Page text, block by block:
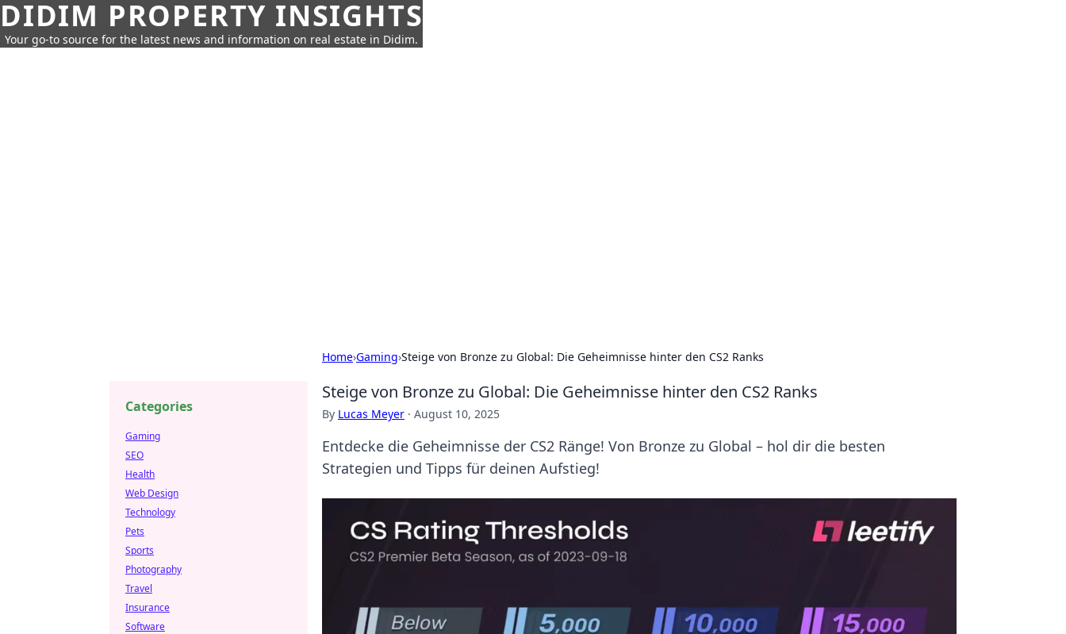
DIDIM PROPERTY INSIGHTS
Your go-to source for the latest news and information on real estate in Didim.
Home›Gaming›Steige von Bronze zu Global: Die Geheimnisse hinter den CS2 Ranks
Steige von Bronze zu Global: Die Geheimnisse hinter den CS2 Ranks
By Lucas Meyer · August 10, 2025
Entdecke die Geheimnisse der CS2 Ränge! Von Bronze zu Global – hol dir die besten
Strategien und Tipps für deinen Aufstieg!
Categories
Gaming
SEO
Health
Web Design
Technology
Pets
Sports
Photography
Travel
Insurance
Software